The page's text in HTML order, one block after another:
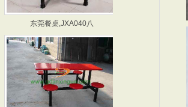
东莞餐桌,JXA040八